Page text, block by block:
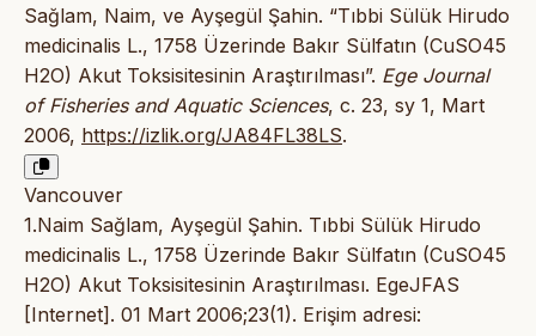
Sağlam, Naim, ve Ayşegül Şahin. “Tıbbi Sülük Hirudo
medicinalis L., 1758 Üzerinde Bakır Sülfatın (CuSO45
H2O) Akut Toksisitesinin Araştırılması”. Ege Journal
of Fisheries and Aquatic Sciences, c. 23, sy 1, Mart
2006, https://izlik.org/JA84FL38LS.
Vancouver
1.Naim Sağlam, Ayşegül Şahin. Tıbbi Sülük Hirudo
medicinalis L., 1758 Üzerinde Bakır Sülfatın (CuSO45
H2O) Akut Toksisitesinin Araştırılması. EgeJFAS
[Internet]. 01 Mart 2006;23(1). Erişim adresi: